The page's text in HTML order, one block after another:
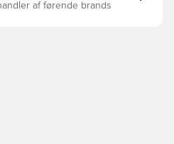
af førende brands